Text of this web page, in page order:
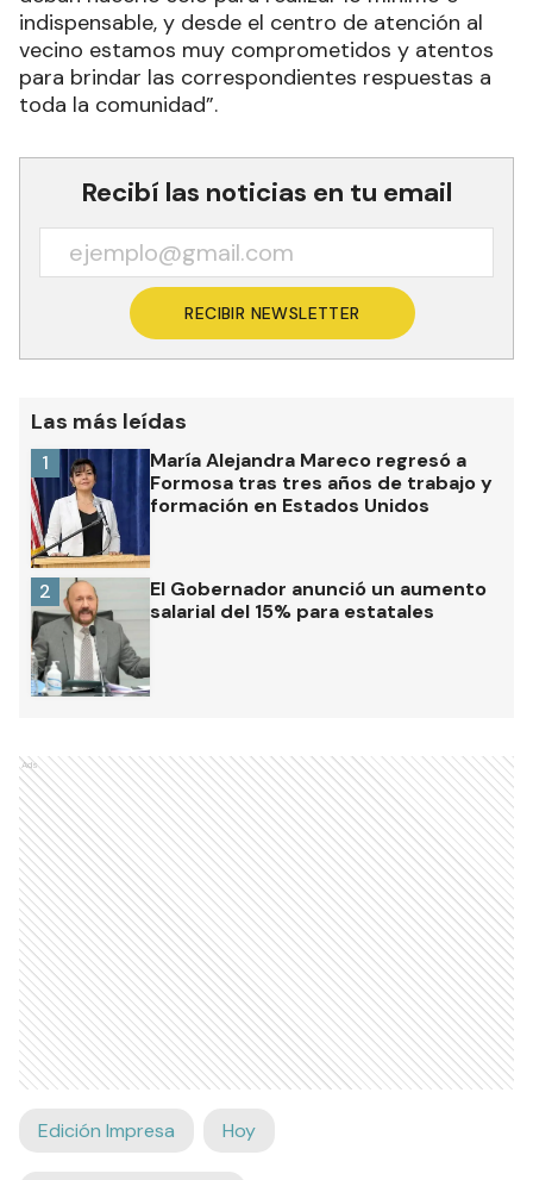
indispensable, y desde el centro de atención al
vecino estamos muy comprometidos y atentos
para brindar las correspondientes respuestas a
toda la comunidad”.
Recibí las noticias en tu email
RECIBIR NEWSLETTER
Las más leídas
María Alejandra Mareco regresó a
Formosa tras tres años de trabajo y
formación en Estados Unidos
1
El Gobernador anunció un aumento
salarial del 15% para estatales
2
Ads
Edición Impresa Hoy